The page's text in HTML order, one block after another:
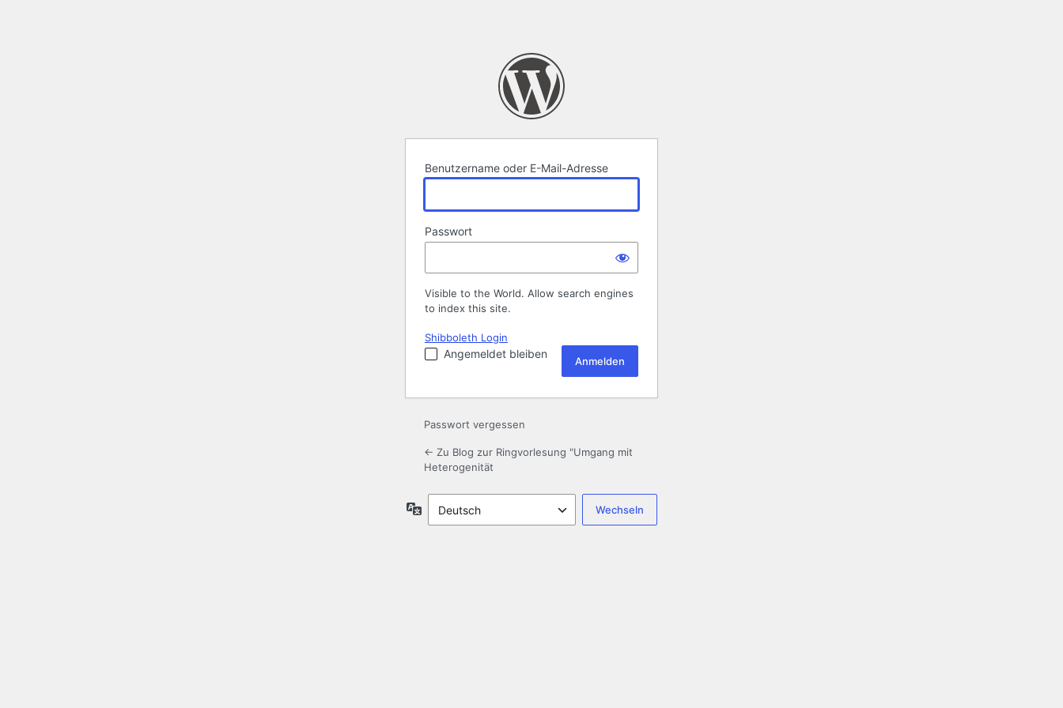
Benutzername oder E-Mail-Adresse
Passwort
Visible to the World. Allow search engines
to index this site.
Shibboleth Login
Angemeldet bleiben
Passwort vergessen
← Zu Blog zur Ringvorlesung "Umgang mit
Heterogenität
Sprache